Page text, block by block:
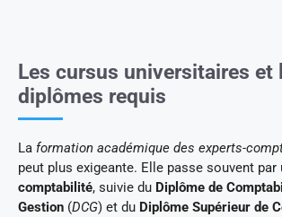
Les cursus universitaires et
diplômes requis
La formation académique des experts-
peut plus exigeante. Elle passe souvent par
comptabilité, suivie du Diplôme de
Gestion (DCG) et du Diplôme Supérieur de